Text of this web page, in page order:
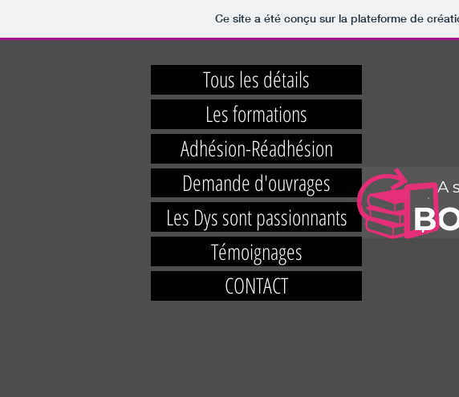
Ce site a été conçu sur la plateforme de
Tous les détails
Les formations
Adhésion-Réadhésion
Demande d'ouvrages
Les Dys sont passionnants
Témoignages
CONTACT
B